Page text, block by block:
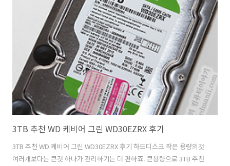
없는 케이스는 사실 없지만, 자신이 쓰기에 필요한것인지는 몇가지 기준
을 가지고 잘 살펴봐야하죠. 제누스에서는 다양한 케이스를 내어놓고 있
는데요. 이 케이스 경우에는 제품을 보호하는데 적합하게 되어 있습니다.
화면을 커버로 덮는 형태로 되어있어서 화면보호는 물론 깔끔함을 유지
할 수 있고, 윗부분 아..
3TB 추천 WD 케비어 그린 WD30EZRX 후기
3TB 추천 WD 케비어 그린 WD30EZRX 후기 하드디스크 작은 용량의것
여러개보다는 큰것 하나가 관리하기는 더 편하죠. 큰용량으로 3TB 추천